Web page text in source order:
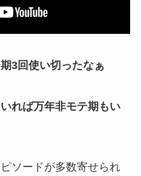
3回使い切ったなぁ
れば万年非モテ期もい
ソードが多数寄せられ